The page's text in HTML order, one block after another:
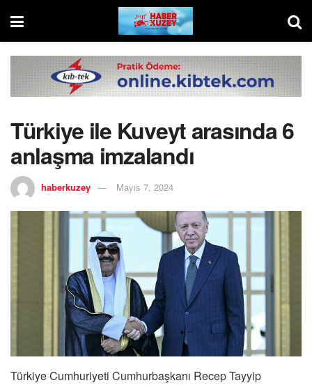
Türkiye ile Kuveyt arasında 6
anlaşma imzalandı
haberkuzey Mayıs 7, 2024
Türkiye Cumhuriyeti Cumhurbaşkanı Recep Tayyip